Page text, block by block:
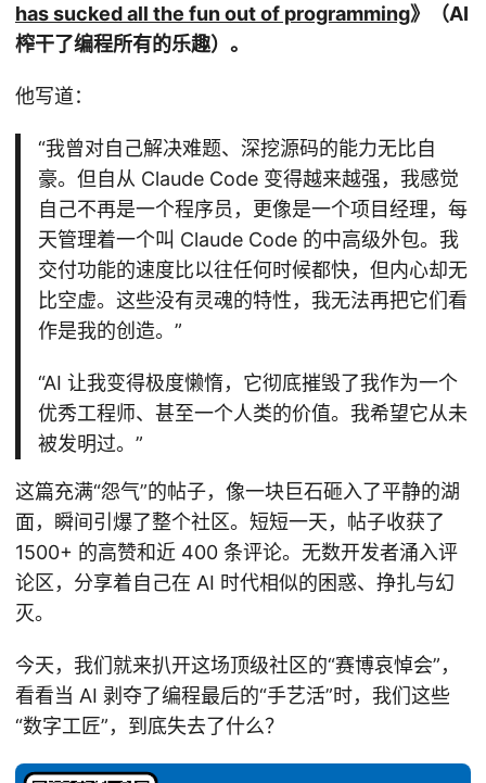
has sucked all the fun out of programming》（AI
榨干了编程所有的乐趣）。
他写道：
“我曾对自己解决难题、深挖源码的能力无比自
豪。但自从 Claude Code 变得越来越强，我感觉
自己不再是一个程序员，更像是一个项目经理，每
天管理着一个叫 Claude Code 的中高级外包。我
交付功能的速度比以往任何时候都快，但内心却无
比空虚。这些没有灵魂的特性，我无法再把它们看
作是我的创造。”
“AI 让我变得极度懒惰，它彻底摧毁了我作为一个
优秀工程师、甚至一个人类的价值。我希望它从未
被发明过。”
这篇充满“怨气”的帖子，像一块巨石砸入了平静的湖
面，瞬间引爆了整个社区。短短一天，帖子收获了
1500+ 的高赞和近 400 条评论。无数开发者涌入评
论区，分享着自己在 AI 时代相似的困惑、挣扎与幻
灭。
今天，我们就来扒开这场顶级社区的“赛博哀悼会”，
看看当 AI 剥夺了编程最后的“手艺活”时，我们这些
“数字工匠”，到底失去了什么？